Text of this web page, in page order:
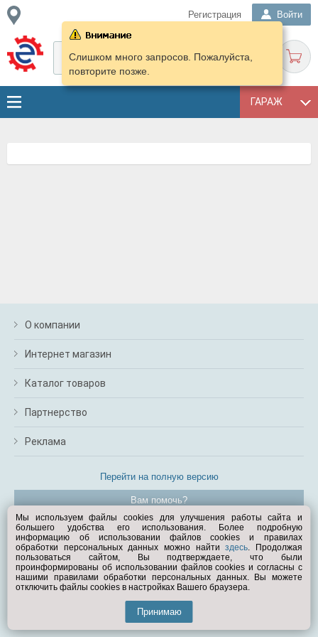
Регистрация Войти
ГАРАЖ
Слишком много запросов. Пожалуйста,
повторите позже.
О компании
Интернет магазин
Каталог товаров
Партнерство
Реклама
Перейти на полную версию
Вам помочь?
© Exist.ru 1998—2026
Мы используем файлы cookies для улучшения работы сайта и
большего удобства его использования. Более подробную
информацию об использовании файлов cookies и правилах
обработки персональных данных можно найтиздесь. Продолжая
пользоваться сайтом, Вы подтверждаете, что были
проинформированы об использовании файлов cookies и согласны с
нашими правилами обработки персональных данных. Вы можете
отключить файлы cookies в настройках Вашего браузера.
Принимаю